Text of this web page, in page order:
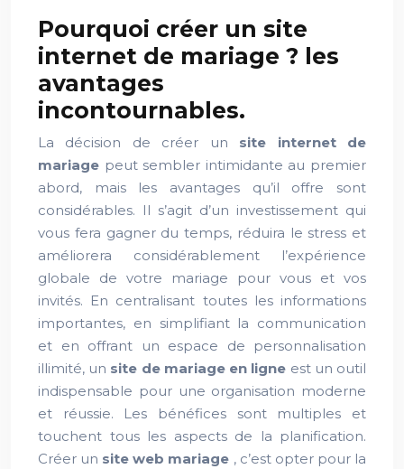
Pourquoi créer un site
internet de mariage ? les
avantages
incontournables.
La décision de créer un site internet de
mariage peut sembler intimidante au premier
abord, mais les avantages qu’il offre sont
considérables. Il s’agit d’un investissement qui
vous fera gagner du temps, réduira le stress et
améliorera considérablement l’expérience
globale de votre mariage pour vous et vos
invités. En centralisant toutes les informations
importantes, en simplifiant la communication
et en offrant un espace de personnalisation
illimité, un site de mariage en ligne est un outil
indispensable pour une organisation moderne
et réussie. Les bénéfices sont multiples et
touchent tous les aspects de la planification.
Créer un site web mariage , c’est opter pour la